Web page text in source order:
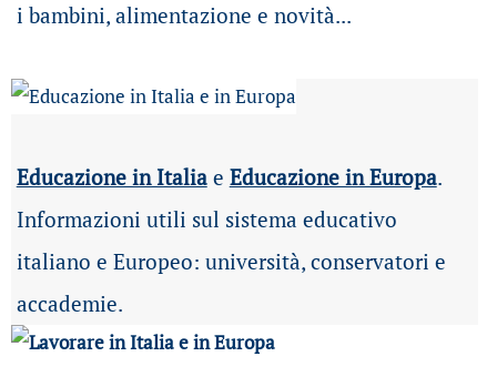
i bambini, alimentazione e novità...
Educazione in Italiae Educazione in Europa.
Informazioni utili sul sistema educativo
italiano e Europeo: università, conservatori e
accademie.